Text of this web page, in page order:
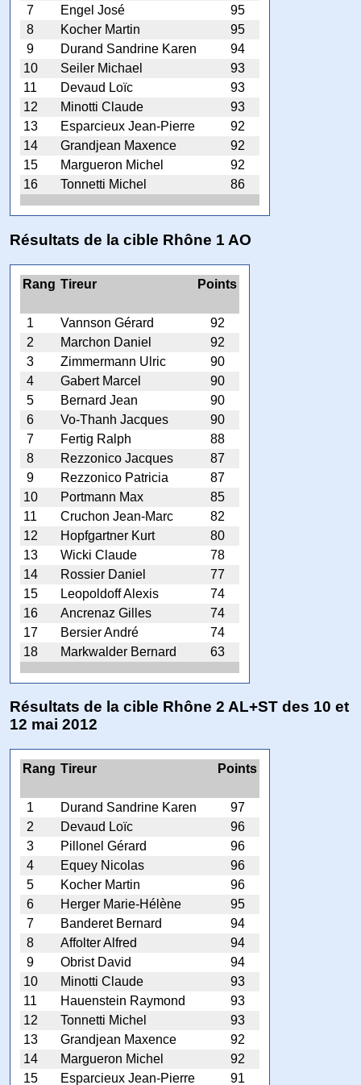
7
Engel José
95
8
Kocher Martin
95
9
Durand Sandrine Karen
94
10
Seiler Michael
93
11
Devaud Loïc
93
12
Minotti Claude
93
13
Esparcieux Jean-Pierre
92
14
Grandjean Maxence
92
15
Margueron Michel
92
16
Tonnetti Michel 86
Résultats de la cible Rhône 1 AO
Rang Tireur Points
1 Vannson Gérard
92
2
Marchon Daniel
92
3
Zimmermann Ulric
90
4
Gabert Marcel
90
5
Bernard Jean
90
6
Vo-Thanh Jacques
90
7
Fertig Ralph
88
8
Rezzonico Jacques
87
9
Rezzonico Patricia
87
10
Portmann Max
85
11
Cruchon Jean-Marc
82
12
Hopfgartner Kurt
80
13
Wicki Claude
78
14
Rossier Daniel
77
15
Leopoldoff Alexis
74
16
Ancrenaz Gilles
74
17
Bersier André
74
18
Markwalder Bernard 63
Résultats de la cible Rhône 2 AL+ST des 10 et
12 mai 2012
Rang Tireur Points
1 Durand Sandrine Karen
97
2
Devaud Loïc
96
3
Pillonel Gérard
96
4
Equey Nicolas
96
5
Kocher Martin
96
6
Herger Marie-Hélène
95
7
Banderet Bernard
94
8
Affolter Alfred
94
9
Obrist David
94
10
Minotti Claude
93
11
Hauenstein Raymond
93
12
Tonnetti Michel
93
13
Grandjean Maxence
92
14
Margueron Michel
92
15
Esparcieux Jean-Pierre 91